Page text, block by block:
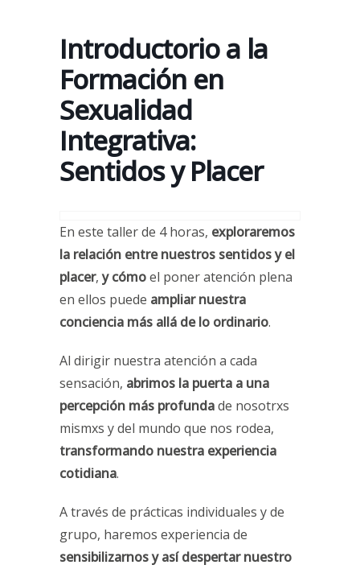
Introductorio a la
Formación en
Sexualidad
Integrativa:
Sentidos y Placer
En este taller de 4 horas, exploraremos
la relación entre nuestros sentidos y el
placer,y cómoel poner atención plena
en ellos puede ampliar nuestra
conciencia más allá de lo ordinario.
Al dirigir nuestra atención a cada
sensación, abrimos la puerta a una
percepción más profundade nosotrxs
mismxs y del mundo que nos rodea,
transformando nuestra experiencia
cotidiana.
A través de prácticas individuales y de
grupo, haremos experiencia de
sensibilizarnos y así despertar nuestro